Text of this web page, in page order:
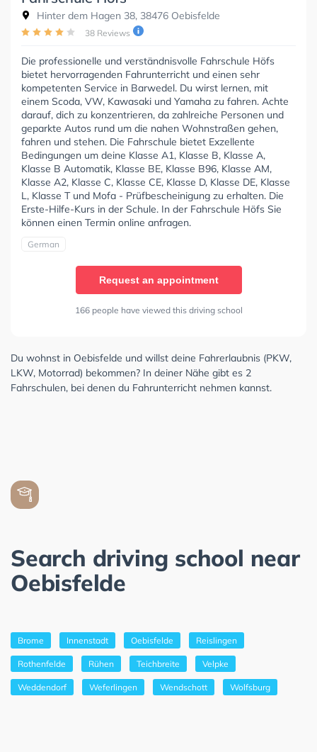
Hinter dem Hagen 38, 38476 Oebisfelde
38 Reviews
Die professionelle und verständnisvolle Fahrschule Höfs
bietet hervorragenden Fahrunterricht und einen sehr
kompetenten Service in Barwedel. Du wirst lernen, mit
einem Scoda, VW, Kawasaki und Yamaha zu fahren. Achte
darauf, dich zu konzentrieren, da zahlreiche Personen und
geparkte Autos rund um die nahen Wohnstraßen gehen,
fahren und stehen. Die Fahrschule bietet Exzellente
Bedingungen um deine Klasse A1, Klasse B, Klasse A,
Klasse B Automatik, Klasse BE, Klasse B96, Klasse AM,
Klasse A2, Klasse C, Klasse CE, Klasse D, Klasse DE, Klasse
L, Klasse T und Mofa - Prüfbescheinigung zu erhalten. Die
Erste-Hilfe-Kurs in der Schule. In der Fahrschule Höfs Sie
können einen Termin online anfragen.
German
Request an appointment
166 people have viewed this driving school
Du wohnst in Oebisfelde und willst deine Fahrerlaubnis (PKW,
LKW, Motorrad) bekommen? In deiner Nähe gibt es 2
Fahrschulen, bei denen du Fahrunterricht nehmen kannst.
Search driving school near
Oebisfelde
Brome Innenstadt Oebisfelde Reislingen
Rothenfelde Rühen Teichbreite Velpke
Weddendorf Weferlingen Wendschott Wolfsburg